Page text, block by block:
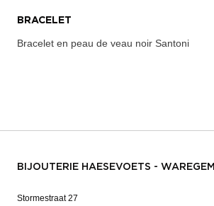
BRACELET
Bracelet en peau de veau noir Santoni
BIJOUTERIE HAESEVOETS - WAREGEM
Stormestraat 27